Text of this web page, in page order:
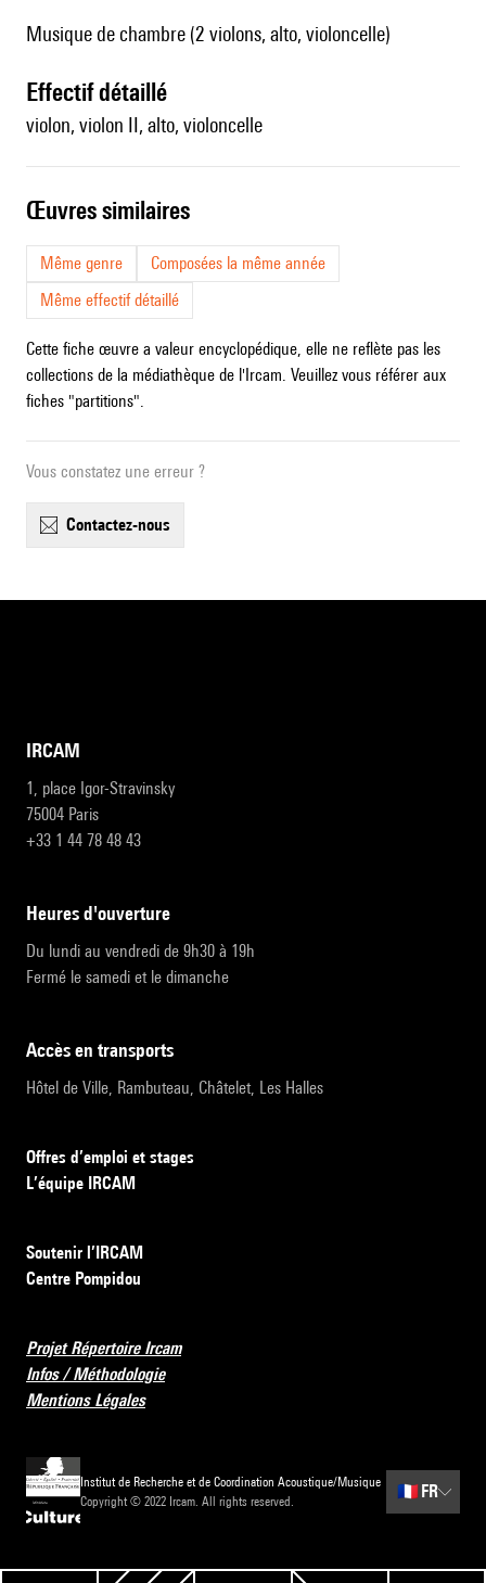
Musique de chambre (2 violons, alto, violoncelle)
effectif détaillé
violon, violon II, alto, violoncelle
œuvres similaires
Même genre
Composées la même année
Même effectif détaillé
Cette fiche œuvre a valeur encyclopédique, elle ne reflète pas les
collections de la médiathèque de l'Ircam. Veuillez vous référer aux
fiches "partitions".
Vous constatez une erreur ?
contactez-nous
IRCAM
1, place Igor-Stravinsky
75004 Paris
+33 1 44 78 48 43
heures d'ouverture
Du lundi au vendredi de 9h30 à 19h
Fermé le samedi et le dimanche
accès en transports
Hôtel de Ville, Rambuteau, Châtelet, Les Halles
Offres d’emploi et stages
L’équipe IRCAM
Soutenir l’IRCAM
Centre Pompidou
Projet Répertoire Ircam
Infos / Méthodologie
Mentions Légales
Institut de Recherche et de Coordination Acoustique/Musique
Copyright © 2022 Ircam. All rights reserved.
🇫🇷 FR